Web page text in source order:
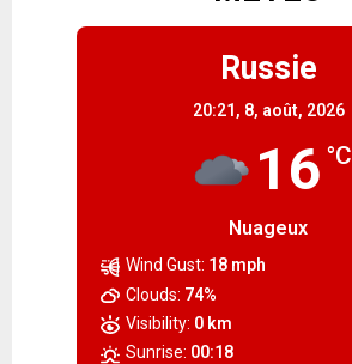
Russie
20:21, 8, août, 2026
16 °C
Nuageux
Wind Gust: 18 mph
Clouds: 74%
Visibility: 0 km
Sunrise: 00:18